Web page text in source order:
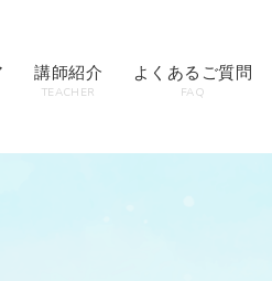
講師紹介
TEACHER
よくあるご質問
FAQ